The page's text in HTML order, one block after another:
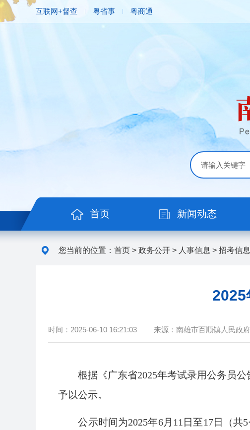
互联网+督查 粤省事 粤商通
首页 新闻动态
您当前的位置： 首页 > 政务公开 > 人事信息 > 招考信息
2025
时间： 2025-06-10 16:21:03 来源： 南雄市百顺镇人民政府
根据《广东省2025年考试录用公务员公
予以公示。
公示时间为2025年6月11日至17日（共5